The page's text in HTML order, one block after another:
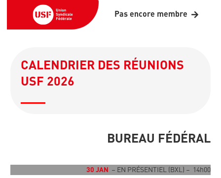
Pas encore membre
CALENDRIER DES RÉUNIONS
USF 2026
BUREAU FÉDÉRAL
30 JAN – EN PRÉSENTIEL (BXL) – 14h00